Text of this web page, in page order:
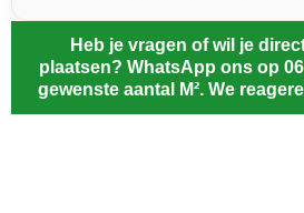
Heb je vragen of wil je
plaatsen? WhatsApp ons op
gewenste aantal M². We